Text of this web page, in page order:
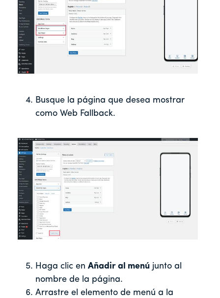
Busque la página que desea mostrar
como Web Fallback.
Haga clic en Añadir al menú junto al
nombre de la página.
Arrastre el elemento de menú a la